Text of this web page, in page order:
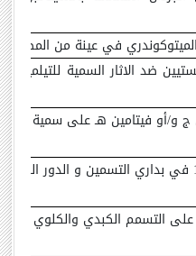
في عينة من
ضد الاثار السمية
ج و/أو فيتامين هـ على سمية
التأثير السمي للافلاتوكسين ب1 في بداري التسمين و الدور
على التسمم الكبدي والكلوي